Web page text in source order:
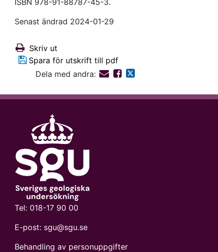
Senast ändrad 2024-01-29
Skriv ut
Spara för utskrift till pdf
Dela med andra:
Tel: 018-17 90 00
E-post: sgu@sgu.se
Behandling av personuppgifter